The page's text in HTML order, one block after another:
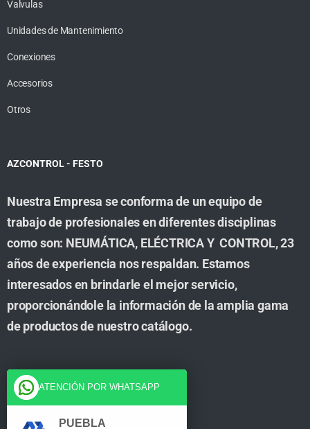
Valvulas
Unidades de Mantenimiento
Conexiones
Accesorios
Otros
AZCONTROL - FESTO
Nuestra Empresa se conforma de un equipo de
trabajo de profesionales en diferentes disciplinas
como son: NEUMÁTICA, ELÉCTRICA Y CONTROL, 23
años de experiencia nos respaldan. Estamos
interesados en brindarle el mejor servicio,
proporcionándole la información de la amplia gama
de productos de nuestro catálogo.
Cuenta
Tienda
ATENCIÓN POR WHATSAPP
PUEBLA